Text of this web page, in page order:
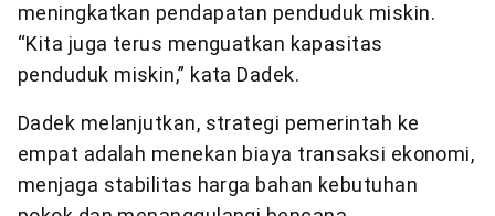
meningkatkan pendapatan penduduk miskin.
“Kita juga terus menguatkan kapasitas
penduduk miskin,” kata Dadek.
Dadek melanjutkan, strategi pemerintah ke
empat adalah menekan biaya transaksi ekonomi,
menjaga stabilitas harga bahan kebutuhan